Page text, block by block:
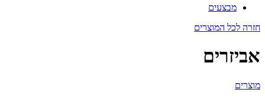
מבצעים
חזרה לכל המוצרים
אביזרים
מוצרים